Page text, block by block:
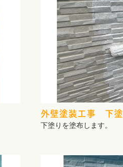
外壁塗装工事 下塗
下塗りを塗布します。